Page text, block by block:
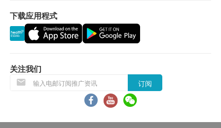
领取现场报告：检查结束后，您可当场取得大部分
项目的检查报告和医师的初步解读。
本套餐仅适用于首次至深圳爱尔眼科医院/深圳滨
海爱尔眼科医院的新客户，且套餐内项目仅限一次
性使用，不可分次核销。
此套餐不包括后续治疗费、药费或额外检查项目的
费用。
下载应用程式
关注我们
订阅